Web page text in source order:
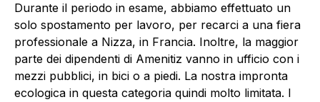
Durante il periodo in esame, abbiamo effettuato un
solo spostamento per lavoro, per recarci a una fiera
professionale a Nizza, in Francia. Inoltre, la maggior
parte dei dipendenti di Amenitiz vanno in ufficio con i
mezzi pubblici, in bici o a piedi. La nostra impronta
ecologica in questa categoria quindi molto limitata. I